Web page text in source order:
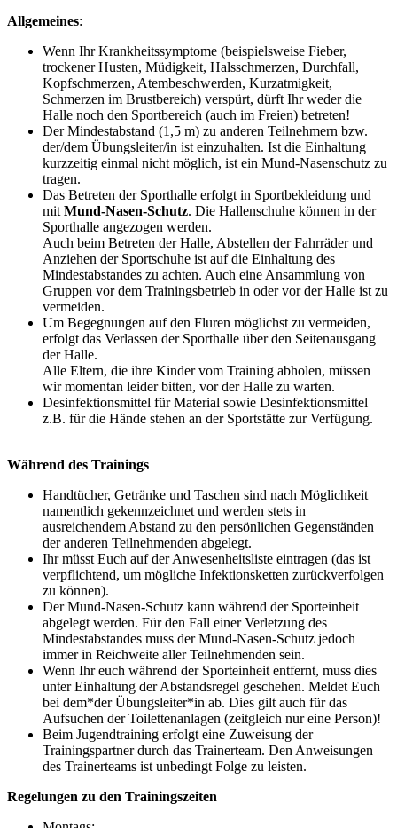
Allgemeines:
Wenn Ihr Krankheitssymptome (beispielsweise Fieber,
trockener Husten, Müdigkeit, Halsschmerzen, Durchfall,
Kopfschmerzen, Atembeschwerden, Kurzatmigkeit,
Schmerzen im Brustbereich) verspürt, dürft Ihr weder die
Halle noch den Sportbereich (auch im Freien) betreten!
Der Mindestabstand (1,5 m) zu anderen Teilnehmern bzw.
der/dem Übungsleiter/in ist einzuhalten. Ist die Einhaltung
kurzzeitig einmal nicht möglich, ist ein Mund-Nasenschutz zu
tragen.
Das Betreten der Sporthalle erfolgt in Sportbekleidung und
mit Mund-Nasen-Schutz. Die Hallenschuhe können in der
Sporthalle angezogen werden.
Auch beim Betreten der Halle, Abstellen der Fahrräder und
Anziehen der Sportschuhe ist auf die Einhaltung des
Mindestabstandes zu achten. Auch eine Ansammlung von
Gruppen vor dem Trainingsbetrieb in oder vor der Halle ist zu
vermeiden.
Um Begegnungen auf den Fluren möglichst zu vermeiden,
erfolgt das Verlassen der Sporthalle über den Seitenausgang
der Halle.
Alle Eltern, die ihre Kinder vom Training abholen, müssen
wir momentan leider bitten, vor der Halle zu warten.
Desinfektionsmittel für Material sowie Desinfektionsmittel
z.B. für die Hände stehen an der Sportstätte zur Verfügung.
Während des Trainings
Handtücher, Getränke und Taschen sind nach Möglichkeit
namentlich gekennzeichnet und werden stets in
ausreichendem Abstand zu den persönlichen Gegenständen
der anderen Teilnehmenden abgelegt.
Ihr müsst Euch auf der Anwesenheitsliste eintragen (das ist
verpflichtend, um mögliche Infektionsketten zurückverfolgen
zu können).
Der Mund-Nasen-Schutz kann während der Sporteinheit
abgelegt werden. Für den Fall einer Verletzung des
Mindestabstandes muss der Mund-Nasen-Schutz jedoch
immer in Reichweite aller Teilnehmenden sein.
Wenn Ihr euch während der Sporteinheit entfernt, muss dies
unter Einhaltung der Abstandsregel geschehen. Meldet Euch
bei dem*der Übungsleiter*in ab. Dies gilt auch für das
Aufsuchen der Toilettenanlagen (zeitgleich nur eine Person)!
Beim Jugendtraining erfolgt eine Zuweisung der
Trainingspartner durch das Trainerteam. Den Anweisungen
des Trainerteams ist unbedingt Folge zu leisten.
Regelungen zu den Trainingszeiten